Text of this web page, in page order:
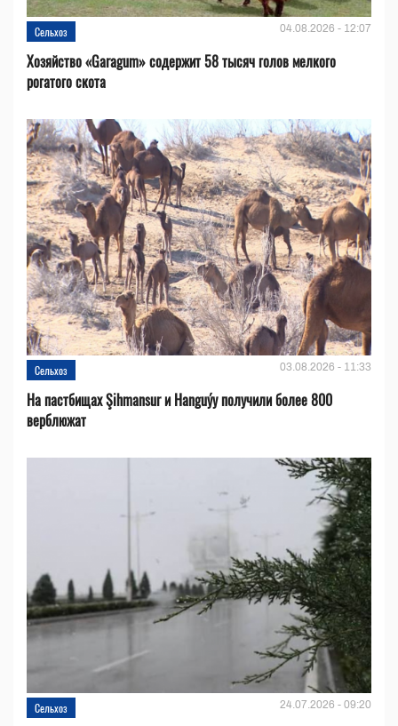
Сельхоз 04.08.2026 - 12:07
Хозяйство «Garagum» содержит 58 тысяч голов мелкого
рогатого скота
Сельхоз 03.08.2026 - 11:33
На пастбищах Şihmansur и Hanguýy получили более 800
верблюжат
Сельхоз 24.07.2026 - 09:20